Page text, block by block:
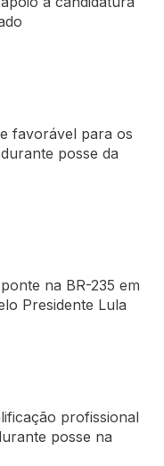
favorável para os
posse da
na BR-235 em
Presidente Lula
profissional
posse na